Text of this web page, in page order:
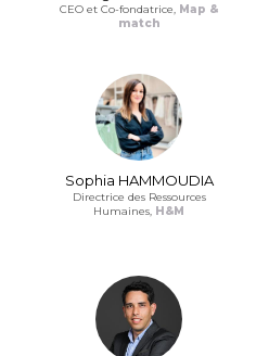
CEO et Co-fondatrice, Map &
match
Sophia HAMMOUDIA
Directrice des Ressources
Humaines, H&M